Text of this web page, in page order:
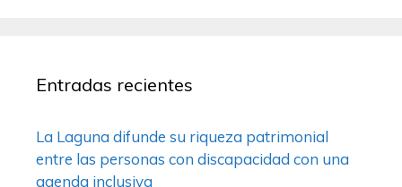
Entradas recientes
La Laguna difunde su riqueza patrimonial
entre las personas con discapacidad con una
agenda inclusiva